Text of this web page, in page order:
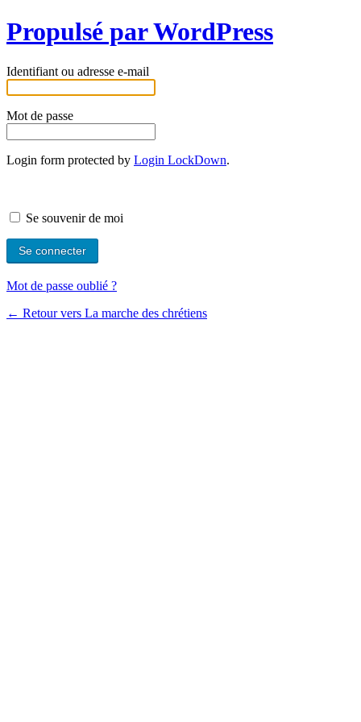
Propulsé par WordPress
Identifiant ou adresse e-mail
Mot de passe
Login form protected by Login LockDown.
Se souvenir de moi
Mot de passe oublié ?
← Retour vers La marche des chrétiens